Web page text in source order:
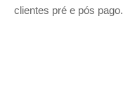
clientes pré e pós pago.